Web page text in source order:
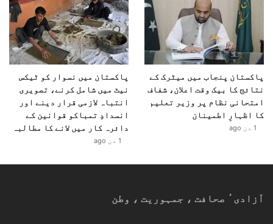
پاکستان پنجاب میں میٹرک کے
نتائج کا بیک وقت اعلان، شفاف
امتحانی نظام پر وزیر تعلیم
کا اظہارِ اطمینان
1 دن ago
پاکستان میں نسوار کو ٹیکس
نیٹ میں شامل کرنے، تصویری
انتباہ لازمی قرار دینے اور
انسدادِ تمباکو قوانین کے
دائرہ کار میں لانے کا مطالبہ
1 دن ago
آزادیٴ صحافت ، جمہوریت ، وطن